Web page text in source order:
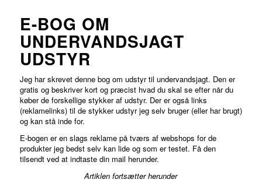
E-BOG OM
UNDERVANDSJAGT
UDSTYR
Jeg har skrevet denne bog om udstyr til undervandsjagt. Den er
gratis og beskriver kort og præcist hvad du skal se efter når du
køber de forskellige stykker af udstyr. Der er også links
(reklamelinks) til de stykker udstyr jeg selv bruger (eller har brugt)
og kan stå inde for.
E-bogen er en slags reklame på tværs af webshops for de
produkter jeg bedst selv kan lide og som er testet. Få den
tilsendt ved at indtaste din mail herunder.
Artiklen fortsætter herunder